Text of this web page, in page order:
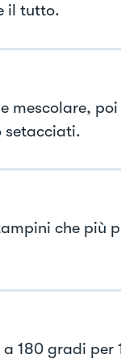
il tutto.
mescolare, poi
setacciati.
che più
180 gradi per